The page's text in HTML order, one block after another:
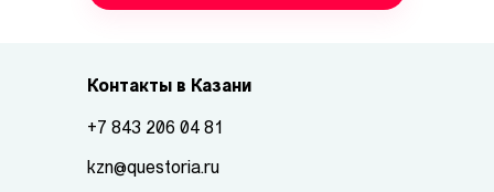
Контакты в Казани
+7 843 206 04 81
kzn@questoria.ru